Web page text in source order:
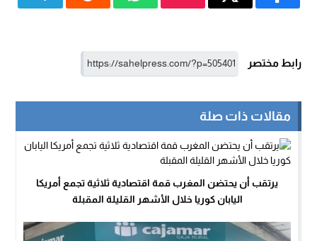
رابط مختصر
مقالات ذات صلة
يرتقب أن يحتضن المغرب قمة اقتصادية ثلاثية تجمع أمريكا
اليابان كوريا خلال الأشهر القليلة المقبلة